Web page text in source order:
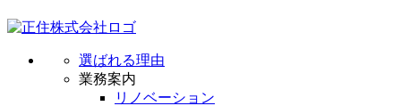
選ばれる理由
業務案内
リノベーション